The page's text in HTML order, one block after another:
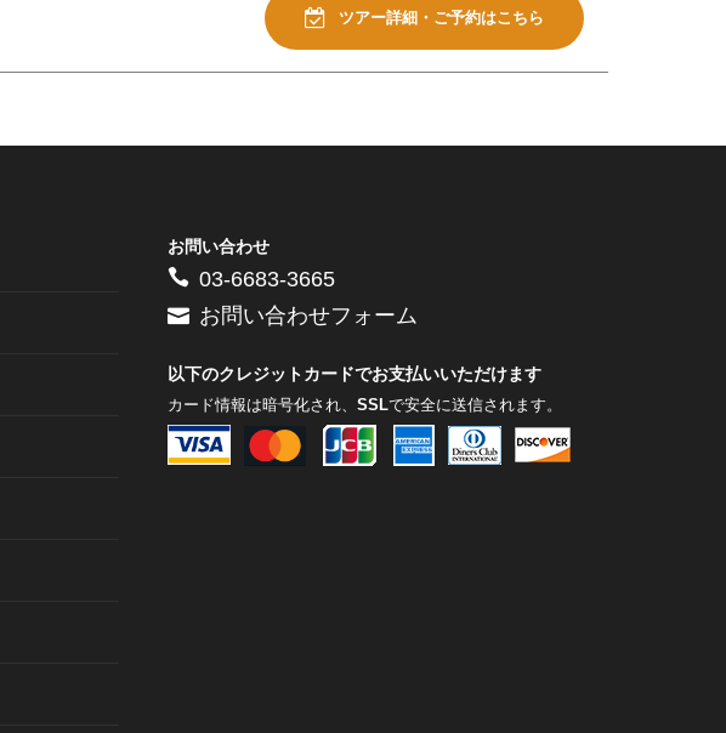
ツアー詳細・ご予約はこちら
お問い合わせ
03-6683-3665
お問い合わせフォーム
以下のクレジットカードでお支払いいただけます
カード情報は暗号化され、 SSLで安全に送信されます。